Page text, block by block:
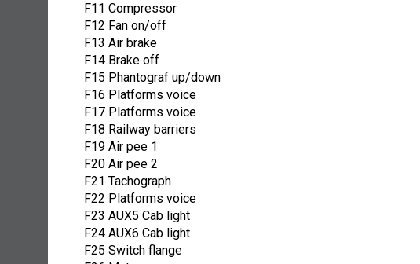
F11 Compressor
F12 Fan on/off
F13 Air brake
F14 Brake off
F15 Phantograf up/down
F16 Platforms voice
F17 Platforms voice
F18 Railway barriers
F19 Air pee 1
F20 Air pee 2
F21 Tachograph
F22 Platforms voice
F23 AUX5 Cab light
F24 AUX6 Cab light
F25 Switch flange